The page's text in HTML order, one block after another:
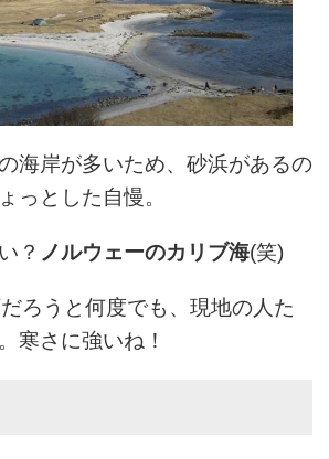
海岸が多いため、砂浜があるの
っとした自慢。
？ ノルウェーのカリブ海(笑)
ろうと何度でも、現地の人た
寒さに強いね！